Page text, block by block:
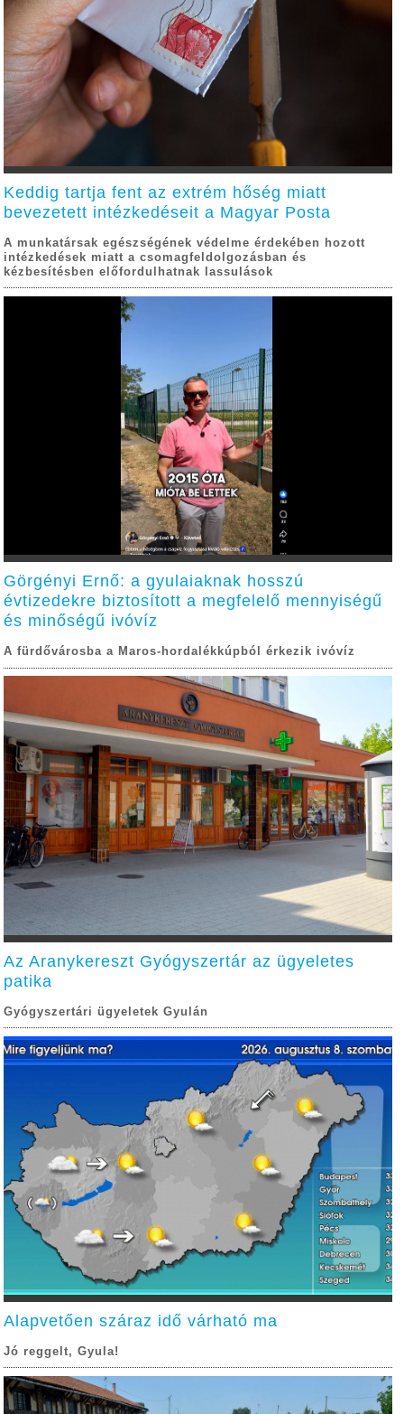
Keddig tartja fent az extrém hőség miatt
bevezetett intézkedéseit a Magyar Posta
A munkatársak egészségének védelme érdekében hozott
intézkedések miatt a csomagfeldolgozásban és
kézbesítésben előfordulhatnak lassulások
Görgényi Ernő: a gyulaiaknak hosszú
évtizedekre biztosított a megfelelő mennyiségű
és minőségű ivóvíz
A fürdővárosba a Maros-hordalékkúpból érkezik ivóvíz
Az Aranykereszt Gyógyszertár az ügyeletes
patika
Gyógyszertári ügyeletek Gyulán
Alapvetően száraz idő várható ma
Jó reggelt, Gyula!